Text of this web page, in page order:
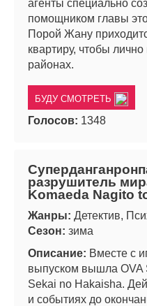
агенты специально
помощником главы
Порой Жану
квартиру, чтобы
районах.
БУДУ СМОТРЕТЬ
Голосов: 1348
разрушитель
Komaeda Nagito
Жанры: Детектив,
Сезон: зима
Описание: Вместе с
выпуском вышла OVA
Sekai no Hakaisha.
и событиях до